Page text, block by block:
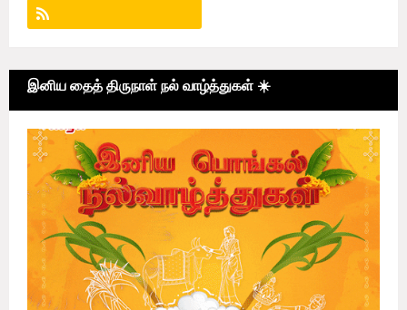
இனிய தைத் திருநாள் நல் வாழ்த்துகள் ☀️